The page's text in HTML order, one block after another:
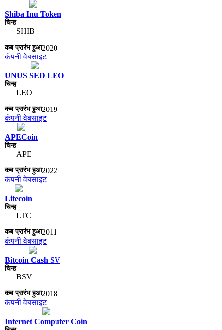
Shiba Inu Token
SHIB
2020
कंपनी वेबसाइट
UNUS SED LEO
LEO
2019
कंपनी वेबसाइट
APECoin
APE
2022
कंपनी वेबसाइट
Litecoin
LTC
2011
कंपनी वेबसाइट
Bitcoin Cash SV
BSV
2018
कंपनी वेबसाइट
Internet Computer Coin